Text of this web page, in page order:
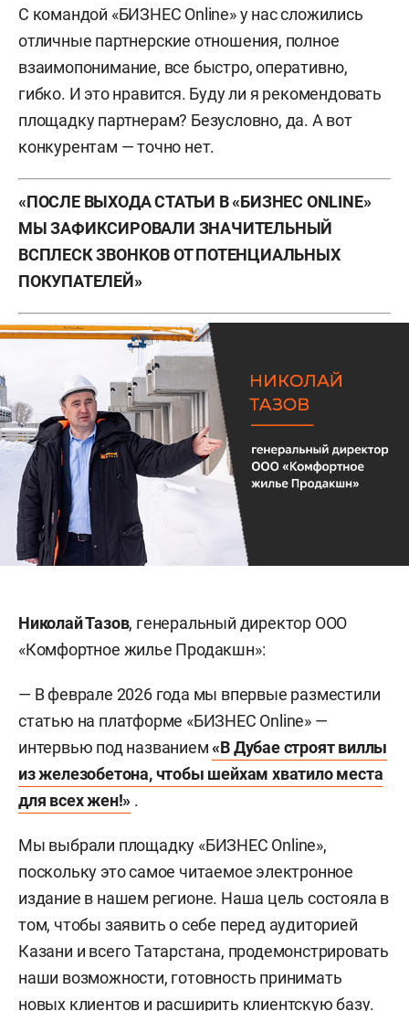
С командой «БИЗНЕС Online» у нас сложились
отличные партнерские отношения, полное
взаимопонимание, все быстро, оперативно,
гибко. И это нравится. Буду ли я рекомендовать
площадку партнерам? Безусловно, да. А вот
конкурентам — точно нет.
«ПОСЛЕ ВЫХОДА СТАТЬИ В «БИЗНЕС ONLINE»
МЫ ЗАФИКСИРОВАЛИ ЗНАЧИТЕЛЬНЫЙ
ВСПЛЕСК ЗВОНКОВ ОТ ПОТЕНЦИАЛЬНЫХ
ПОКУПАТЕЛЕЙ»
Николай Тазов, генеральный директор ООО
«Комфортное жилье Продакшн»:
— В феврале 2026 года мы впервые разместили
статью на платформе «БИЗНЕС Online» —
интервью под названием«В Дубае строят виллы
из железобетона, чтобы шейхам хватило места
для всех жен!» .
Мы выбрали площадку «БИЗНЕС Online»,
поскольку это самое читаемое электронное
издание в нашем регионе. Наша цель состояла в
том, чтобы заявить о себе перед аудиторией
Казани и всего Татарстана, продемонстрировать
наши возможности, готовность принимать
новых клиентов и расширить клиентскую базу.